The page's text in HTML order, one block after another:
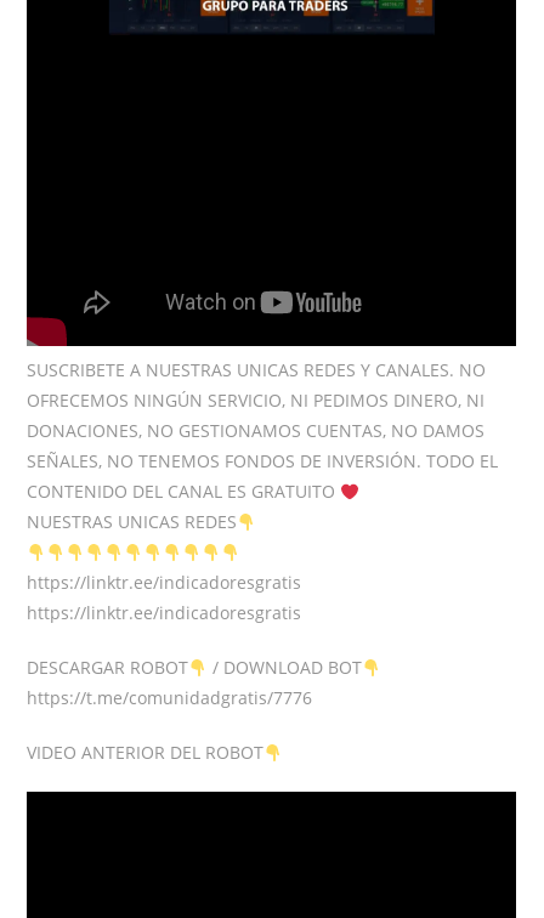
SUSCRIBETE A NUESTRAS UNICAS REDES Y CANALES. NO
OFRECEMOS NINGÚN SERVICIO, NI PEDIMOS DINERO, NI
DONACIONES, NO GESTIONAMOS CUENTAS, NO DAMOS
SEÑALES, NO TENEMOS FONDOS DE INVERSIÓN. TODO EL
CONTENIDO DEL CANAL ES GRATUITO
NUESTRAS UNICAS REDES
https://linktr.ee/indicadoresgratis
https://linktr.ee/indicadoresgratis
DESCARGAR ROBOT
/ DOWNLOAD BOT
https://t.me/comunidadgratis/7776
VIDEO ANTERIOR DEL ROBOT